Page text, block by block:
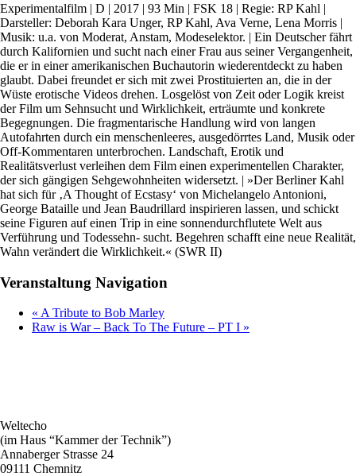
Experimentalfilm | D | 2017 | 93 Min | FSK 18 | Regie: RP Kahl |
Darsteller: Deborah Kara Unger, RP Kahl, Ava Verne, Lena Morris |
Musik: u.a. von Moderat, Anstam, Modeselektor. | Ein Deutscher fährt
durch Kalifornien und sucht nach einer Frau aus seiner Vergangenheit,
die er in einer amerikanischen Buchautorin wiederentdeckt zu haben
glaubt. Dabei freundet er sich mit zwei Prostituierten an, die in der
Wüste erotische Videos drehen. Losgelöst von Zeit oder Logik kreist
der Film um Sehnsucht und Wirklichkeit, erträumte und konkrete
Begegnungen. Die fragmentarische Handlung wird von langen
Autofahrten durch ein menschenleeres, ausgedörrtes Land, Musik oder
Off-Kommentaren unterbrochen. Landschaft, Erotik und
Realitätsverlust verleihen dem Film einen experimentellen Charakter,
der sich gängigen Sehgewohnheiten widersetzt. | »Der Berliner Kahl
hat sich für ‚A Thought of Ecstasy‘ von Michelangelo Antonioni,
George Bataille und Jean Baudrillard inspirieren lassen, und schickt
seine Figuren auf einen Trip in eine sonnendurchflutete Welt aus
Verführung und Todessehn- sucht. Begehren schafft eine neue Realität,
Wahn verändert die Wirklichkeit.« (SWR II)
Veranstaltung Navigation
« A Tribute to Bob Marley
Raw is War – Back To The Future – PT I »
Weltecho
(im Haus “Kammer der Technik”)
Annaberger Strasse 24
09111 Chemnitz